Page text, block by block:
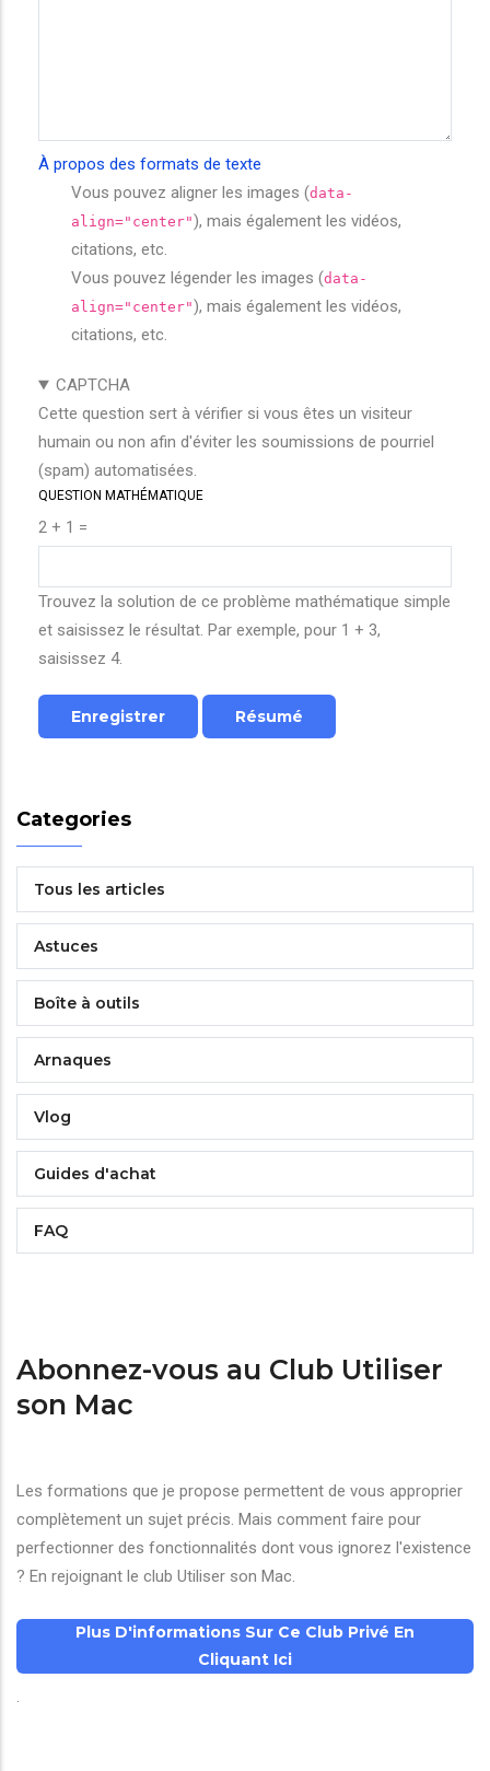
À propos des formats de texte
Vous pouvez aligner les images (data-
align="center"), mais également les vidéos,
citations, etc.
Vous pouvez légender les images (data-
align="center"), mais également les vidéos,
citations, etc.
CAPTCHA
Cette question sert à vérifier si vous êtes un visiteur
humain ou non afin d'éviter les soumissions de pourriel
(spam) automatisées.
QUESTION MATHÉMATIQUE
2 + 1 =
Trouvez la solution de ce problème mathématique simple
et saisissez le résultat. Par exemple, pour 1 + 3,
saisissez 4.
Categories
Tous les articles
Astuces
Boîte à outils
Arnaques
Vlog
Guides d'achat
FAQ
Abonnez-vous au Club Utiliser
son Mac
Les formations que je propose permettent de vous approprier
complètement un sujet précis. Mais comment faire pour
perfectionner des fonctionnalités dont vous ignorez l'existence
? En rejoignant le club Utiliser son Mac.
Plus D'informations Sur Ce Club Privé En
Cliquant Ici
.